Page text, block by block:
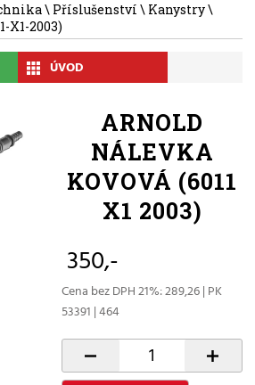
\ Příslušenství \ Kanystry\
X1-2003)
ÚVOD
ARNOLD
NÁLEVKA
KOVOVÁ (6011
X1 2003)
350,-
Cena bez DPH 21%: 289,26 | PK
53391 | 464
- +